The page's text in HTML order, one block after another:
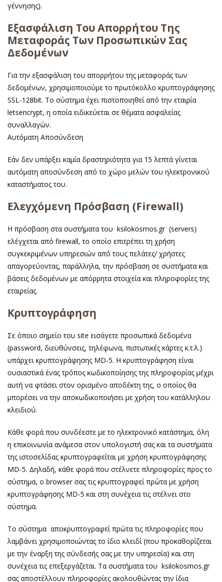
γέννησης).
Εξασφάλιση Του Απορρήτου Της
Μεταφοράς Των Προσωπικών Σας
Δεδομένων
Για την εξασφάλιση του απορρήτου της μεταφοράς των
δεδομένων, χρησιμοποιούμε το πρωτόκολλο κρυπτογράφησης
SSL-128bit. Το σύστημα έχει πιστοποιηθεί από την εταιρία
letsencrypt, η οποία ειδικεύεται σε θέματα ασφαλείας
συναλλαγών.
Αυτόματη Αποσύνδεση
Εάν δεν υπάρξει καμία δραστηριότητα για 15 λεπτά γίνεται
αυτόματη αποσύνδεση από το χώρο μελών του ηλεκτρονικού
καταστήματος του.
Ελεγχόμενη Πρόσβαση (Firewall)
Η πρόσβαση στα συστήματα του ksilokosmos.gr (servers)
ελέγχεται από firewall, το οποίο επιτρέπει τη χρήση
συγκεκριμένων υπηρεσιών από τους πελάτες/ χρήστες
απαγορεύοντας, παράλληλα, την πρόσβαση σε συστήματα και
βάσεις δεδομένων με απόρρητα στοιχεία και πληροφορίες της
εταιρείας.
Κρυπτογράφηση
Σε όποιο σημείο του site εισάγετε προσωπικά δεδομένα
(password, διευθύνσεις, τηλέφωνα, πιστωτικές κάρτες κ.τ.λ.)
υπάρχει κρυπτογράφησης MD-5. Η κρυπτογράφηση είναι
ουσιαστικά ένας τρόπος κωδικοποίησης της πληροφορίας μέχρι
αυτή να φτάσει στον ορισμένο αποδέκτη της, ο οποίος θα
μπορέσει να την αποκωδικοποιήσει με χρήση του κατάλληλου
κλειδιού.
Κάθε φορά που συνδέεστε με το ηλεκτρονικό κατάστημα, όλη
η επικοινωνία ανάμεσα στον υπολογιστή σας και τα συστήματα
της ιστοσελίδας κρυπτογραφείται με χρήση κρυπτογράφησης
MD-5. Δηλαδή, κάθε φορά που στέλνετε πληροφορίες προς το
σύστημα, ο browser σας τις κρυπτογραφεί πρώτα με χρήση
κρυπτογράφησης MD-5 και στη συνέχεια τις στέλνει στο
σύστημα.
Το σύστημα αποκρυπτογραφεί πρώτα τις πληροφορίες που
λαμβάνει χρησιμοποιώντας το ίδιο κλειδί (που προκαθορίζεται
με την έναρξη της σύνδεσής σας με την υπηρεσία) και στη
συνέχεια τις επεξεργάζεται. Τα συστήματα του ksilokosmos.gr
σας αποστέλλουν πληροφορίες ακολουθώντας την ίδια